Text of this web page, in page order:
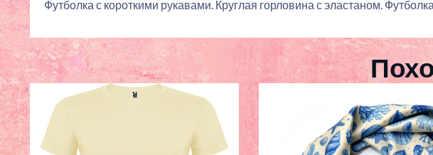
Футболка с короткими рукавами. Круглая горловина с эластаном.